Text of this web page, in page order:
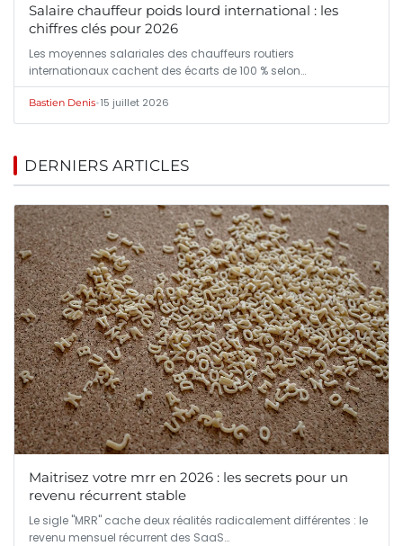
Salaire chauffeur poids lourd international : les
chiffres clés pour 2026
Les moyennes salariales des chauffeurs routiers
internationaux cachent des écarts de 100 % selon…
Bastien Denis•15 juillet 2026
DERNIERS ARTICLES
Maitrisez votre mrr en 2026 : les secrets pour un
revenu récurrent stable
Le sigle "MRR" cache deux réalités radicalement différentes : le
revenu mensuel récurrent des SaaS…